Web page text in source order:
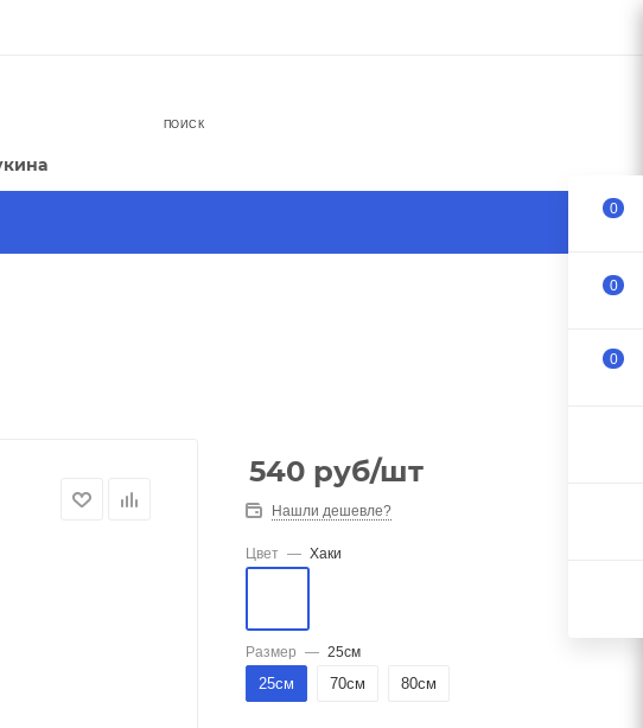
ПОИСК
540 руб/шт
Нашли дешевле?
Цвет — Хаки
Размер — 25см
25см 70см 80см
0
0
0